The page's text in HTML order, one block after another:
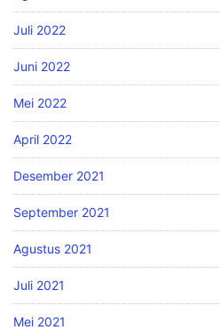
Juli 2022
Juni 2022
Mei 2022
April 2022
Desember 2021
September 2021
Agustus 2021
Juli 2021
Mei 2021